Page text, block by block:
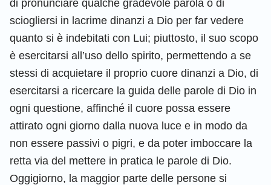
di pronunciare qualche gradevole parola o di
sciogliersi in lacrime dinanzi a Dio per far vedere
quanto si è indebitati con Lui; piuttosto, il suo scopo
è esercitarsi all’uso dello spirito, permettendo a se
stessi di acquietare il proprio cuore dinanzi a Dio, di
esercitarsi a ricercare la guida delle parole di Dio in
ogni questione, affinché il cuore possa essere
attirato ogni giorno dalla nuova luce e in modo da
non essere passivi o pigri, e da poter imboccare la
retta via del mettere in pratica le parole di Dio.
Oggigiorno, la maggior parte delle persone si